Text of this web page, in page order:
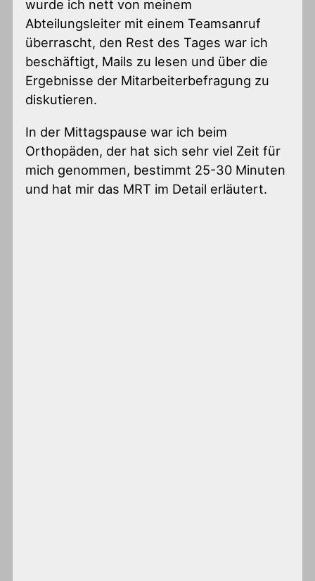
wurde ich nett von meinem
Abteilungsleiter mit einem Teamsanruf
überrascht, den Rest des Tages war ich
beschäftigt, Mails zu lesen und über die
Ergebnisse der Mitarbeiterbefragung zu
diskutieren.
In der Mittagspause war ich beim
Orthopäden, der hat sich sehr viel Zeit für
mich genommen, bestimmt 25-30 Minuten
und hat mir das MRT im Detail erläutert.